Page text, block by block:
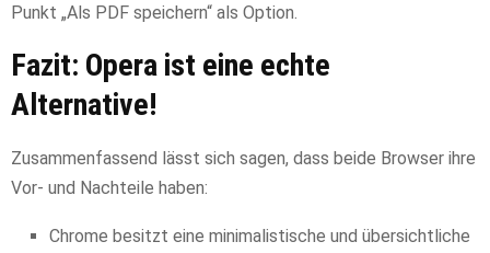
Punkt „Als PDF speichern“ als Option.
Fazit: Opera ist eine echte
Alternative!
Zusammenfassend lässt sich sagen, dass beide Browser ihre
Vor- und Nachteile haben:
Chrome besitzt eine minimalistische und übersichtliche